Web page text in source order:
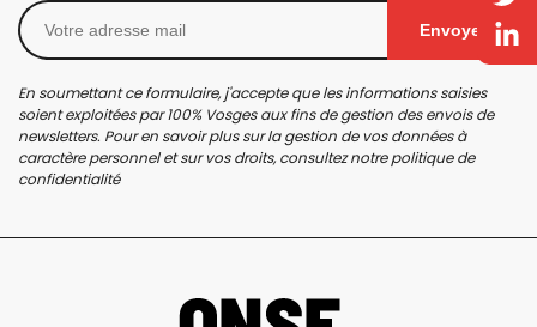
Envoyer
En soumettant ce formulaire, j'accepte que les informations saisies
soient exploitées par 100% Vosges aux fins de gestion des envois de
newsletters. Pour en savoir plus sur la gestion de vos données à
caractère personnel et sur vos droits, consultez notrepolitique de
confidentialité